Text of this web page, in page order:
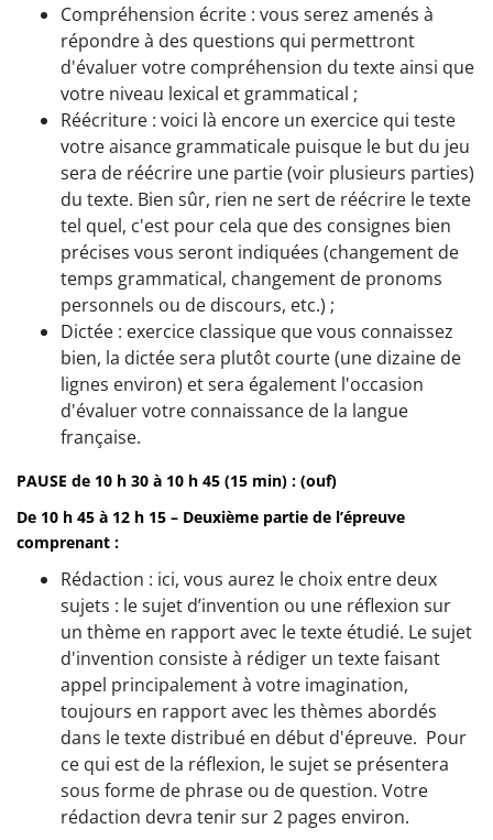
Compréhension écrite : vous serez amenés à
répondre à des questions qui permettront
d'évaluer votre compréhension du texte ainsi que
votre niveau lexical et grammatical ;
Réécriture : voici là encore un exercice qui teste
votre aisance grammaticale puisque le but du jeu
sera de réécrire une partie (voir plusieurs parties)
du texte. Bien sûr, rien ne sert de réécrire le texte
tel quel, c'est pour cela que des consignes bien
précises vous seront indiquées (changement de
temps grammatical, changement de pronoms
personnels ou de discours, etc.) ;
Dictée : exercice classique que vous connaissez
bien, la dictée sera plutôt courte (une dizaine de
lignes environ) et sera également l'occasion
d'évaluer votre connaissance de la langue
française.
​PAUSE de 10 h 30 à 10 h 45 (15 min) : (ouf)
De 10 h 45 à 12 h 15 – Deuxième partie de l’épreuve
comprenant :
Rédaction : ici, vous aurez le choix entre deux
sujets : le sujet d’invention ou une réflexion sur
un thème en rapport avec le texte étudié. Le sujet
d'invention consiste à rédiger un texte faisant
appel principalement à votre imagination,
toujours en rapport avec les thèmes abordés
dans le texte distribué en début d'épreuve. Pour
ce qui est de la réflexion, le sujet se présentera
sous forme de phrase ou de question. Votre
rédaction devra tenir sur 2 pages environ.